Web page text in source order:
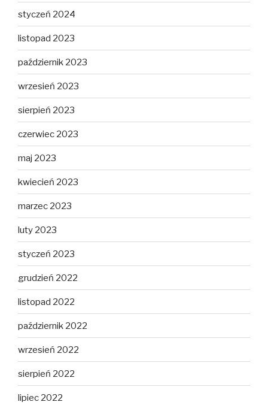
styczeń 2024
listopad 2023
październik 2023
wrzesień 2023
sierpień 2023
czerwiec 2023
maj 2023
kwiecień 2023
marzec 2023
luty 2023
styczeń 2023
grudzień 2022
listopad 2022
październik 2022
wrzesień 2022
sierpień 2022
lipiec 2022